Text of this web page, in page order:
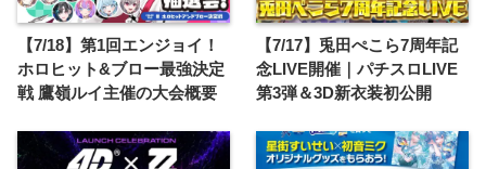
【7/18】第1回エンジョイ！
ホロヒット&ブロー最強決定
戦 鷹嶺ルイ主催の大会概要
【7/17】兎田ぺこら7周年記
念LIVE開催｜パチスロLIVE
第3弾＆3D新衣装初公開